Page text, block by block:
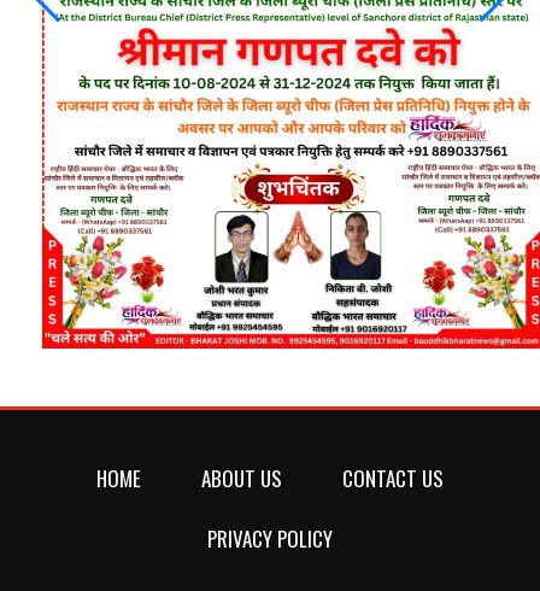
HOME ABOUT US
CONTACT US
PRIVACY POLICY